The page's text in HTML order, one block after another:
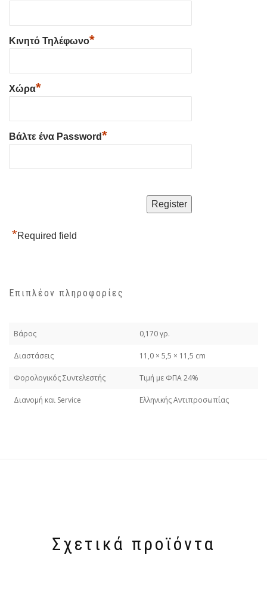
Κινητό Τηλέφωνο*
Χώρα*
Βάλτε ένα Password*
*Required field
Επιπλέον πληροφορίες
Βάρος 0,170 γρ.
Διαστάσεις 11,0 × 5,5 × 11,5 cm
Φορολογικός Συντελεστής Τιμή με ΦΠΑ 24%
Διανομή και Service Ελληνικής Αντιπροσωπίας
Σχετικά προϊόντα